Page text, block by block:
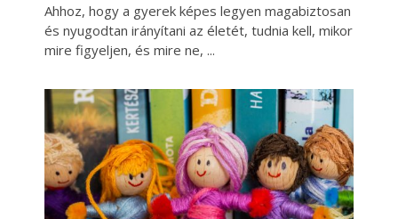
Ahhoz, hogy a gyerek képes legyen magabiztosan
és nyugodtan irányítani az életét, tudnia kell, mikor
mire figyeljen, és mire ne,